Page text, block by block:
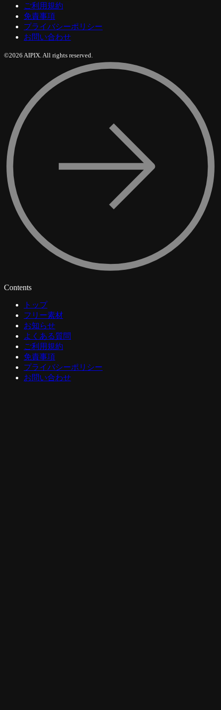
ご利用規約
免責事項
プライバシーポリシー
お問い合わせ
©2026 AIPIX. All rights reserved.
Contents
トップ
フリー素材
お知らせ
よくある質問
ご利用規約
免責事項
プライバシーポリシー
お問い合わせ